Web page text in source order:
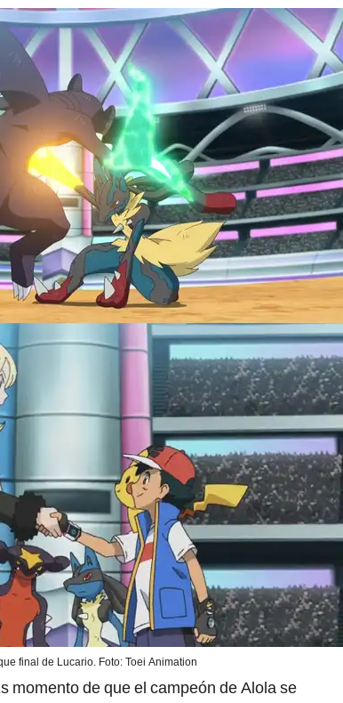
final de Lucario. Foto: Toei Animation
momento de que el campeón de Alola se